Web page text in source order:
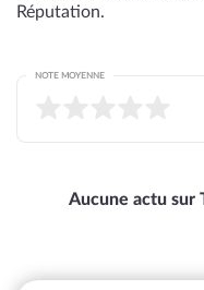
Réputation.
NOTE MOYENNE
Aucune actu sur